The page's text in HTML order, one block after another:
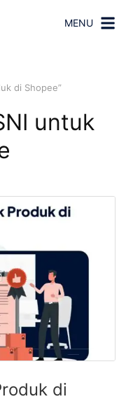
MENU
di Shopee”
untuk
di